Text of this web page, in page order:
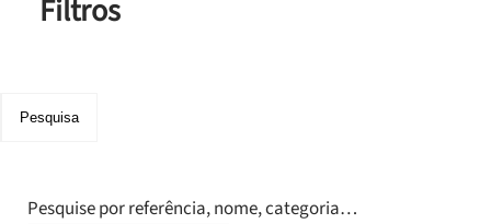
Filtros
Pesquisa
Pesquise por referência, nome, categoria…